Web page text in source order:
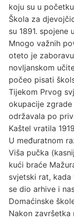
koju su u
Škola za
su 1891. spojene
Mnogo važnih
oteto je
novljanskom
počeo pisati
Tijekom Prvog
okupacije
održavala po
Kaštel vratila
U međuratnom
Viša pučka
kući braće
svjetski rat,
se dio arhive i
Domaćinske
Nakon završetka